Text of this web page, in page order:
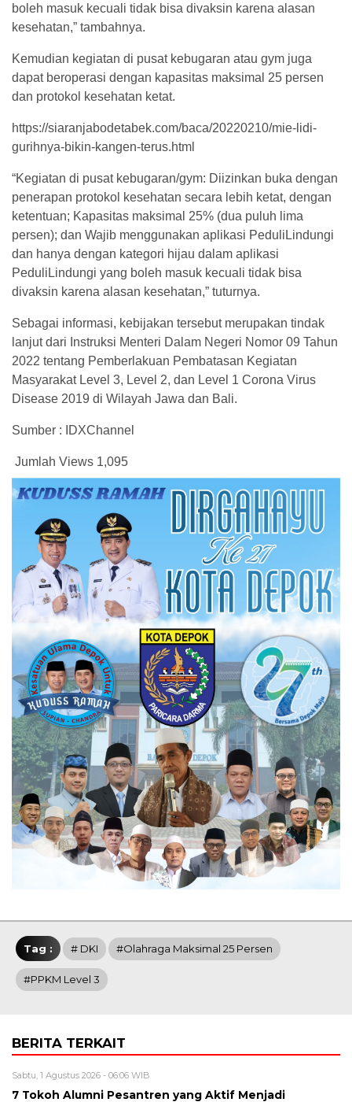
boleh masuk kecuali tidak bisa divaksin karena alasan
kesehatan,” tambahnya.
Kemudian kegiatan di pusat kebugaran atau gym juga
dapat beroperasi dengan kapasitas maksimal 25 persen
dan protokol kesehatan ketat.
https://siaranjabodetabek.com/baca/20220210/mie-lidi-
gurihnya-bikin-kangen-terus.html
“Kegiatan di pusat kebugaran/gym: Diizinkan buka dengan
penerapan protokol kesehatan secara lebih ketat, dengan
ketentuan; Kapasitas maksimal 25% (dua puluh lima
persen); dan Wajib menggunakan aplikasi PeduliLindungi
dan hanya dengan kategori hijau dalam aplikasi
PeduliLindungi yang boleh masuk kecuali tidak bisa
divaksin karena alasan kesehatan,” tuturnya.
Sebagai informasi, kebijakan tersebut merupakan tindak
lanjut dari Instruksi Menteri Dalam Negeri Nomor 09 Tahun
2022 tentang Pemberlakuan Pembatasan Kegiatan
Masyarakat Level 3, Level 2, dan Level 1 Corona Virus
Disease 2019 di Wilayah Jawa dan Bali.
Sumber : IDXChannel
Jumlah Views 1,095
Tag : # DKI #Olahraga Maksimal 25 Persen
#PPKM Level 3
BERITA TERKAIT
Sabtu, 1 Agustus 2026 - 06:06 WIB
7 Tokoh Alumni Pesantren yang Aktif Menjadi